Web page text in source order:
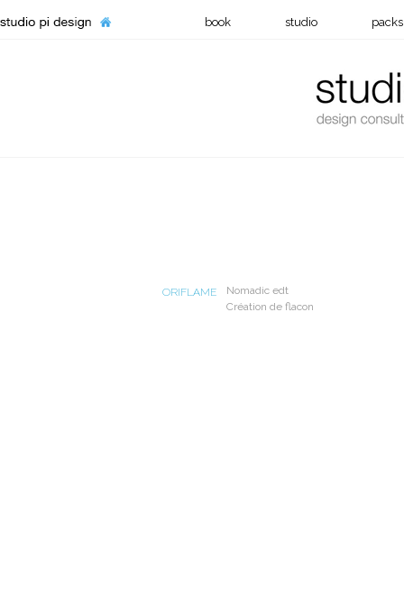
book studio
ORIFLAME
Nomadic edt
Création de flacon